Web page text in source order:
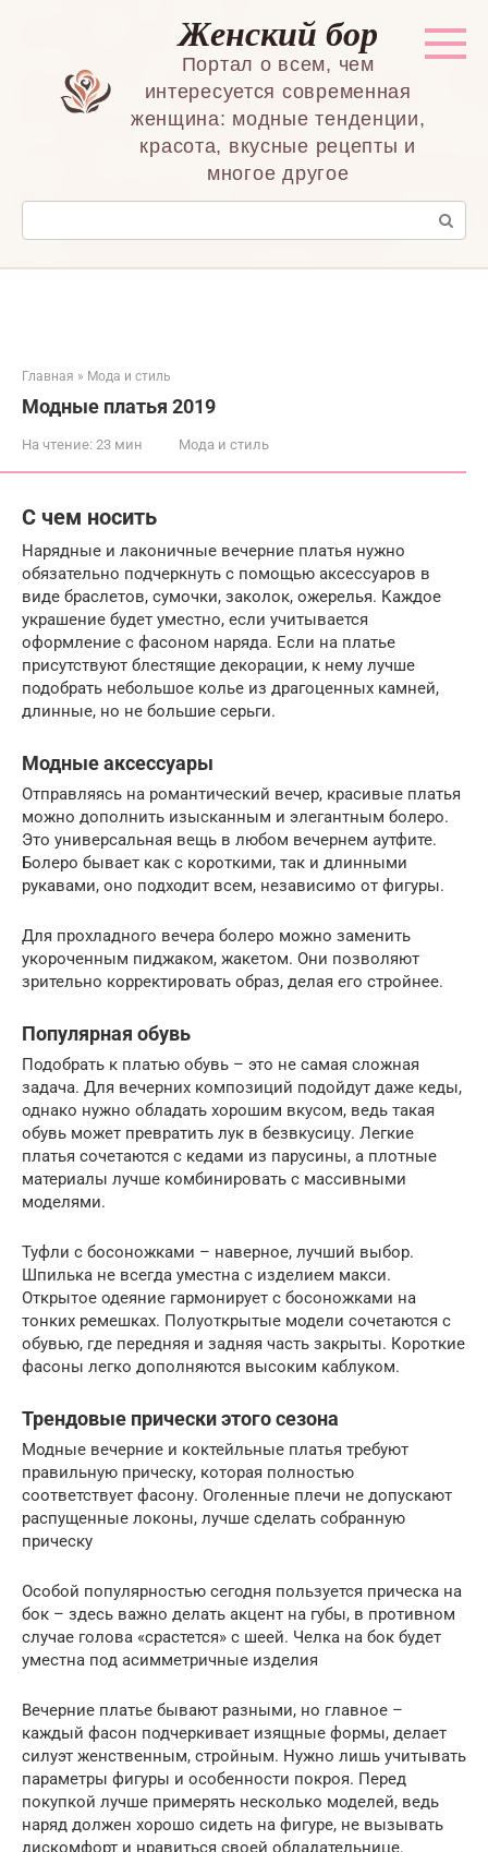
Женский бор
Портал о всем, чем
интересуется современная
женщина: модные тенденции,
красота, вкусные рецепты и
многое другое
Поиск:
Главная » Мода и стиль
Модные платья 2019
На чтение: 23 мин Мода и стиль
С чем носить
Нарядные и лаконичные вечерние платья нужно
обязательно подчеркнуть с помощью аксессуаров в
виде браслетов, сумочки, заколок, ожерелья. Каждое
украшение будет уместно, если учитывается
оформление с фасоном наряда. Если на платье
присутствуют блестящие декорации, к нему лучше
подобрать небольшое колье из драгоценных камней,
длинные, но не большие серьги.
Модные аксессуары
Отправляясь на романтический вечер, красивые платья
можно дополнить изысканным и элегантным болеро.
Это универсальная вещь в любом вечернем аутфите.
Болеро бывает как с короткими, так и длинными
рукавами, оно подходит всем, независимо от фигуры.
Для прохладного вечера болеро можно заменить
укороченным пиджаком, жакетом. Они позволяют
зрительно корректировать образ, делая его стройнее.
Популярная обувь
Подобрать к платью обувь – это не самая сложная
задача. Для вечерних композиций подойдут даже кеды,
однако нужно обладать хорошим вкусом, ведь такая
обувь может превратить лук в безвкусицу. Легкие
платья сочетаются с кедами из парусины, а плотные
материалы лучше комбинировать с массивными
моделями.
Туфли с босоножками – наверное, лучший выбор.
Шпилька не всегда уместна с изделием макси.
Открытое одеяние гармонирует с босоножками на
тонких ремешках. Полуоткрытые модели сочетаются с
обувью, где передняя и задняя часть закрыты. Короткие
фасоны легко дополняются высоким каблуком.
Трендовые прически этого сезона
Модные вечерние и коктейльные платья требуют
правильную прическу, которая полностью
соответствует фасону. Оголенные плечи не допускают
распущенные локоны, лучше сделать собранную
прическу
Особой популярностью сегодня пользуется прическа на
бок – здесь важно делать акцент на губы, в противном
случае голова «срастется» с шеей. Челка на бок будет
уместна под асимметричные изделия
Вечерние платье бывают разными, но главное –
каждый фасон подчеркивает изящные формы, делает
силуэт женственным, стройным. Нужно лишь учитывать
параметры фигуры и особенности покроя. Перед
покупкой лучше примерять несколько моделей, ведь
наряд должен хорошо сидеть на фигуре, не вызывать
дискомфорт и нравиться своей обладательнице.